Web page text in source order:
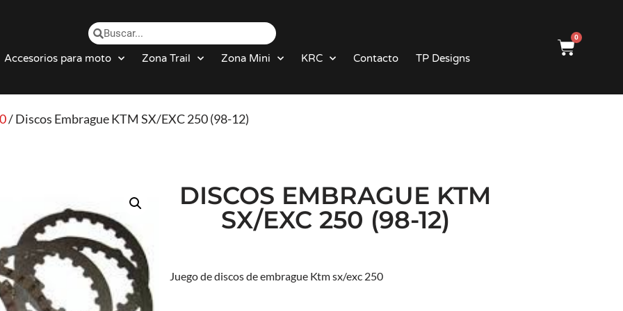
Accesorios para moto Zona Trail Zona Mini KRC Contacto TP Designs
0
/ Discos Embrague KTM SX/EXC 250 (98-12)
DISCOS EMBRAGUE KTM
SX/EXC 250 (98-12)
Juego de discos de embrague Ktm sx/exc 250